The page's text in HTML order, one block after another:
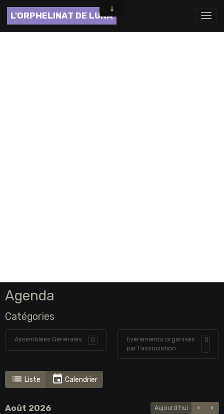
L'ORPHELINAT DE LUNA
Agenda
Catégories
Assemblées Générales 0
Événements organisés
par l'association
0
Liste Calendrier
Août 2026 Aujourd'hui